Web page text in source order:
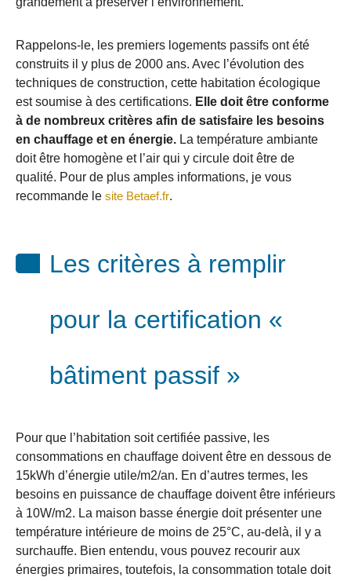
Rappelons-le, les premiers logements passifs ont été
construits il y plus de 2000 ans. Avec l’évolution des
techniques de construction, cette habitation écologique
est soumise à des certifications. Elle doit être conforme
à de nombreux critères afin de satisfaire les besoins
en chauffage et en énergie. La température ambiante
doit être homogène et l’air qui y circule doit être de
qualité. Pour de plus amples informations, je vous
recommande le site Betaef.fr.
Les critères à remplir
pour la certification «
bâtiment passif »
Pour que l’habitation soit certifiée passive, les
consommations en chauffage doivent être en dessous de
15kWh d’énergie utile/m2/an. En d’autres termes, les
besoins en puissance de chauffage doivent être inférieurs
à 10W/m2. La maison basse énergie doit présenter une
température intérieure de moins de 25°C, au-delà, il y a
surchauffe. Bien entendu, vous pouvez recourir aux
énergies primaires, toutefois, la consommation totale doit